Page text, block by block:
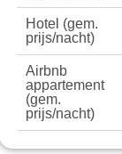
Hotel (gem.
prijs/nacht)
Airbnb
appartement
(gem.
prijs/nacht)